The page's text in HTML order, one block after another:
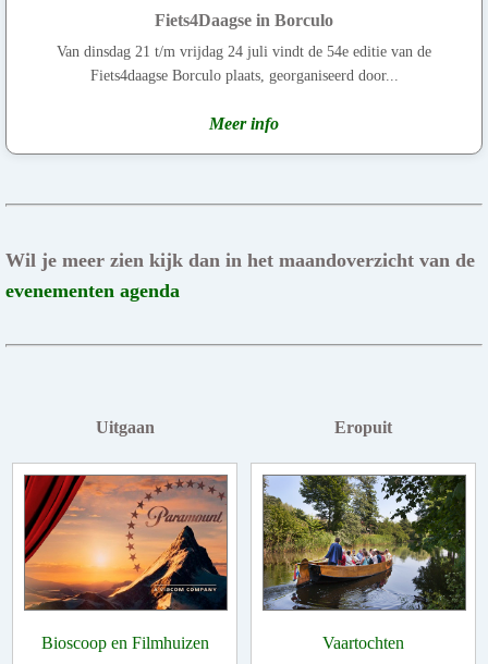
Fiets4Daagse in Borculo
Van dinsdag 21 t/m vrijdag 24 juli vindt de 54e editie van de
Fiets4daagse Borculo plaats, georganiseerd door...
Meer info
Wil je meer zien kijk dan in het maandoverzicht van de
evenementen agenda
Uitgaan
Bioscoop en Filmhuizen
Eropuit
Vaartochten